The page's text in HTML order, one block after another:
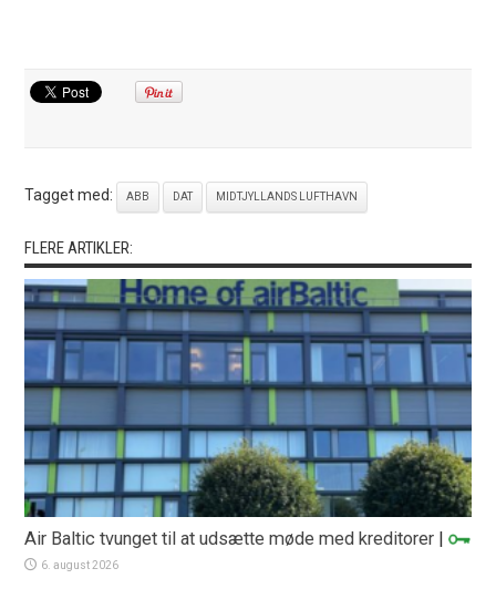
Tagget med: ABB DAT MIDTJYLLANDS LUFTHAVN
FLERE ARTIKLER:
Air Baltic tvunget til at udsætte møde med kreditorer |
6. august 2026